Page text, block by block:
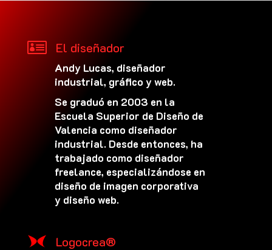
 El diseñador
Andy Lucas, diseñador
industrial, gráfico y web.
Se graduó en 2003 en la
Escuela Superior de Diseño de
Valencia como diseñador
industrial. Desde entonces, ha
trabajado como diseñador
freelance, especializándose en
diseño de imagen corporativa
y diseño web.
Logocrea®